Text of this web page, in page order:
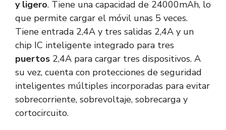
y ligero. Tiene una capacidad de 24000mAh, lo
que permite cargar el móvil unas 5 veces.
Tiene entrada 2,4A y tres salidas 2,4A y un
chip IC inteligente integrado para tres
puertos 2,4A para cargar tres dispositivos. A
su vez, cuenta con protecciones de seguridad
inteligentes múltiples incorporadas para evitar
sobrecorriente, sobrevoltaje, sobrecarga y
cortocircuito.